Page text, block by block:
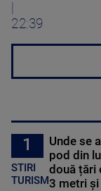
22:39
1
STIRI
TURISM
Unde se
pod din
două țări
3 metri